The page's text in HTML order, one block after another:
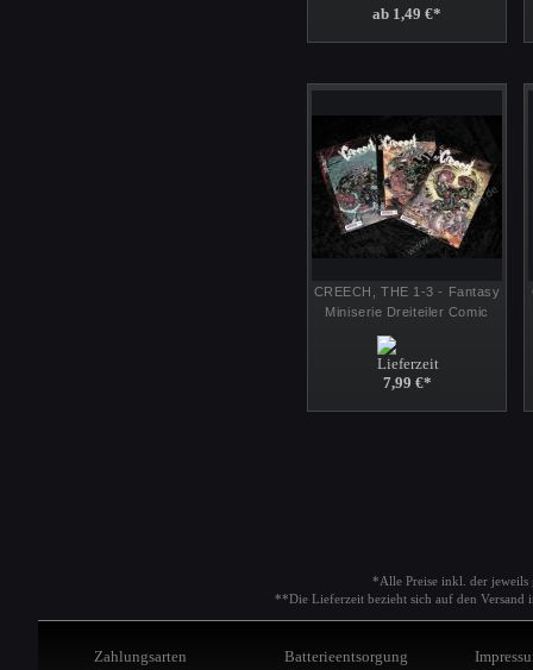
ab 1,49 €*
CREECH, THE 1-3 - Fantasy
Miniserie Dreiteiler Comic
7,99 €*
*Alle Preise inkl. der jeweils
**Die Lieferzeit bezieht sich auf den Versand
Zahlungsarten
Batterieentsorgung